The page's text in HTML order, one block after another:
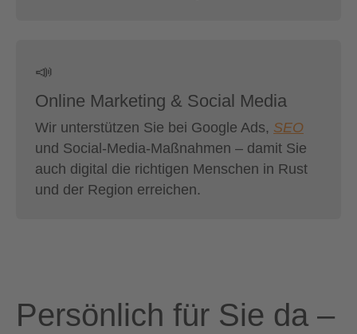
📣
Online Marketing & Social Media
Wir unterstützen Sie bei Google Ads, SEO
und Social-Media-Maßnahmen – damit Sie
auch digital die richtigen Menschen in Rust
und der Region erreichen.
Persönlich für Sie da –